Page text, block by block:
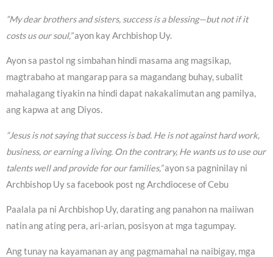
“My dear brothers and sisters, success is a blessing—but not if it
costs us our soul,”ayon kay Archbishop Uy.
Ayon sa pastol ng simbahan hindi masama ang magsikap,
magtrabaho at mangarap para sa magandang buhay, subalit
mahalagang tiyakin na hindi dapat nakakalimutan ang pamilya,
ang kapwa at ang Diyos.
“Jesus is not saying that success is bad. He is not against hard work,
business, or earning a living. On the contrary, He wants us to use our
talents well and provide for our families,”ayon sa pagninilay ni
Archbishop Uy sa facebook post ng Archdiocese of Cebu
Paalala pa ni Archbishop Uy, darating ang panahon na maiiwan
natin ang ating pera, ari-arian, posisyon at mga tagumpay.
Ang tunay na kayamanan ay ang pagmamahal na naibigay, mga